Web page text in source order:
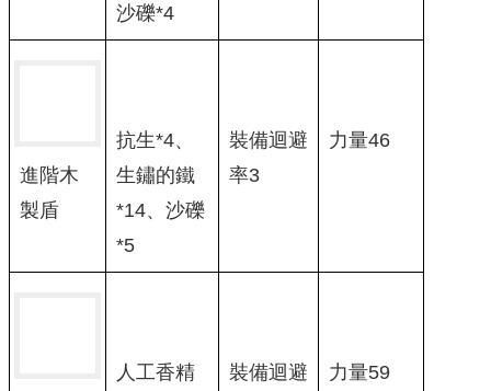
沙礫*4
進階木
製盾
抗生*4、
生鏽的鐵
*14、沙礫
*5
裝備迴避
率3
力量46
人工香精
裝備迴避
力量59